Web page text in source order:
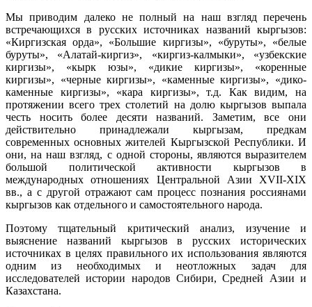
Мы приводим далеко не полный на наш взгляд перечень
встречающихся в русских источниках названий кыргызов:
«Киргизская орда», «Большие киргизы», «буруты», «белые
буруты», «Алатай-киргиз», «киргиз-калмыки», «узбекские
киргизы», «кырк юзы», «дикие киргизы», «коренные
киргизы», «черные киргизы», «каменные киргизы», «дико-
каменные киргизы», «кара киргизы», т.д. Как видим, на
протяжении всего трех столетий на долю кыргызов выпала
честь носить более десяти названий. Заметим, все они
действительно принадлежали кыргызам, предкам
современных основных жителей Кыргызской Республики. И
они, на наш взгляд, с одной стороны, являются выразителем
большой политической активности кыргызов в
международных отношениях Центральной Азии XVII-XIX
вв., а с другой отражают сам процесс познания россиянами
кыргызов как отдельного и самостоятельного народа.
Поэтому тщательный критический анализ, изучение и
выяснение названий кыргызов в русских исторических
источниках в целях правильного их использования являются
одним из необходимых и неотложных задач для
исследователей истории народов Сибири, Средней Азии и
Казахстана.